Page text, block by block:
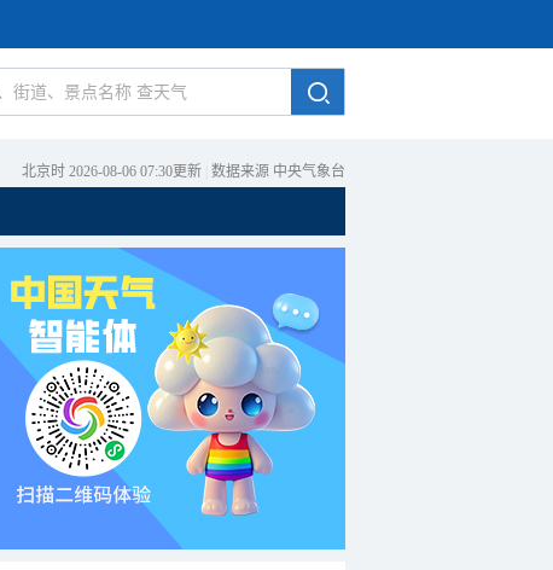
北京时 2026-08-06 07:30更新 数据来源 中央气象台